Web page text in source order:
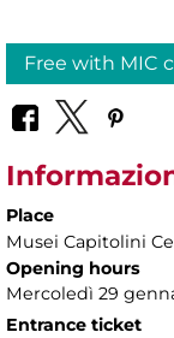
Free with MIC
Place
Musei Capitolini
Opening hours
Mercoledì 29
Entrance ticket